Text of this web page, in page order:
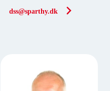
dss@sparthy.dk